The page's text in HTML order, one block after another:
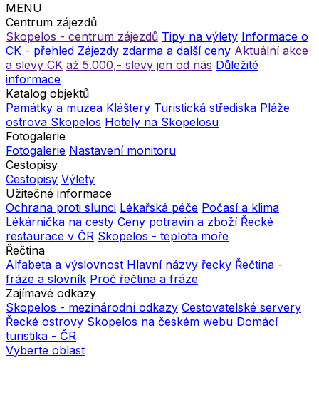
MENU
Centrum zájezdů
Skopelos - centrum zájezdů Tipy na výlety Informace o
CK - přehled Zájezdy zdarma a další ceny Aktuální akce
a slevy CK až 5.000,- slevy jen od nás Důležité
informace
Katalog objektů
Památky a muzea Kláštery Turistická střediska Pláže
ostrova Skopelos Hotely na Skopelosu
Fotogalerie
Fotogalerie Nastavení monitoru
Cestopisy
Cestopisy Výlety
Užitečné informace
Ochrana proti slunci Lékařská péče Počasí a klima
Lékárnička na cesty Ceny potravin a zboží Řecké
restaurace v ČR Skopelos - teplota moře
Řečtina
Alfabeta a výslovnost Hlavní názvy řecky Řečtina -
fráze a slovník Proč řečtina a fráze
Zajímavé odkazy
Skopelos - mezinárodní odkazy Cestovatelské servery
Řecké ostrovy Skopelos na českém webu Domácí
turistika - ČR
Vyberte oblast